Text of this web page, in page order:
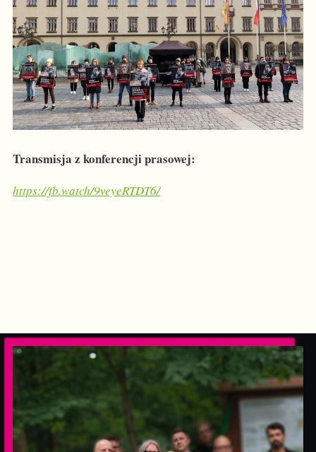
Transmisja z konferencji prasowej:
https://fb.watch/9veyeRTDT6/